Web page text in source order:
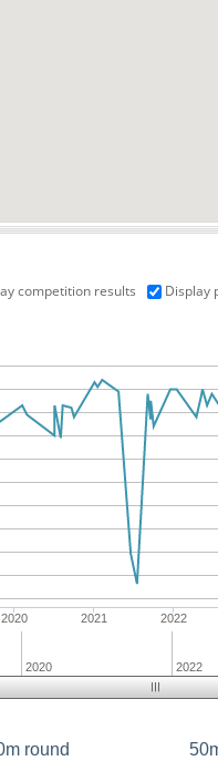
competition results
Display
2020 2021 2022
2020 2022
round